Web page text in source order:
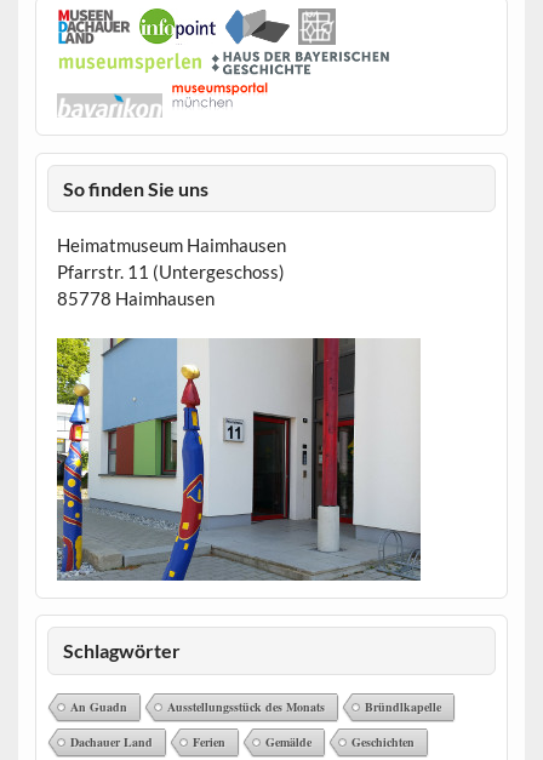
So finden Sie uns
Heimatmuseum Haimhausen
Pfarrstr. 11 (Untergeschoss)
85778 Haimhausen
Schlagwörter
An Guadn Ausstellungsstück des Monats Bründlkapelle
Dachauer Land Ferien Gemälde Geschichten